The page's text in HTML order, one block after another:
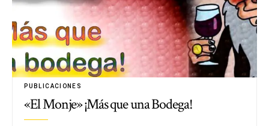
PUBLICACIONES
«El Monje» ¡Más que una Bodega!